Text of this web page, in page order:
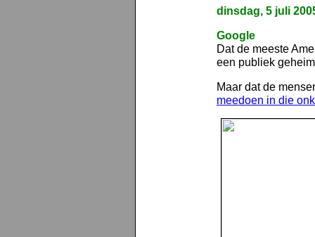
dinsdag, 5 juli
Google
Dat de meeste
een publiek
Maar dat de
meedoen in die